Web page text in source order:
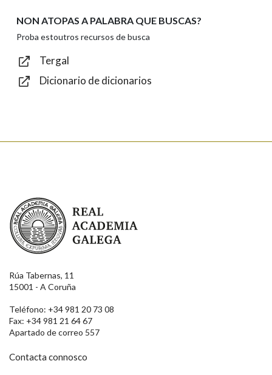
Enviar
NON ATOPAS A PALABRA QUE BUSCAS?
Proba estoutros recursos de busca
Tergal
Dicionario de dicionarios
Real Academia Galega
Rúa Tabernas, 11
15001 - A Coruña
Teléfono: +34 981 20 73 08
Fax: +34 981 21 64 67
Apartado de correo 557
Contacta connosco